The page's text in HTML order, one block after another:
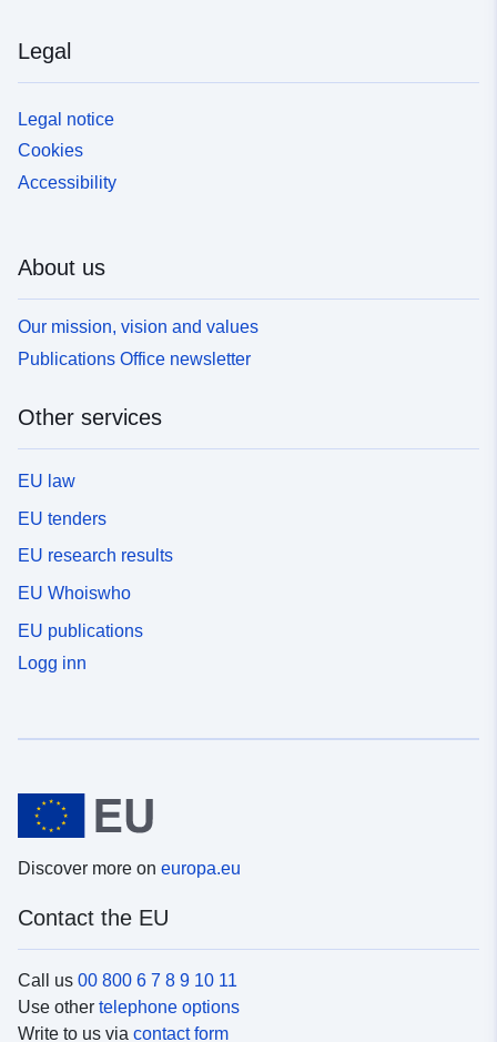
Legal
Legal notice
Cookies
Accessibility
About us
Our mission, vision and values
Publications Office newsletter
Other services
EU law
EU tenders
EU research results
EU Whoiswho
EU publications
Logg inn
Discover more on europa.eu
Contact the EU
Call us 00 800 6 7 8 9 10 11
Use other telephone options
Write to us via contact form